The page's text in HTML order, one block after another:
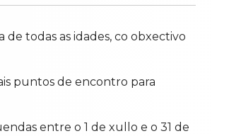
todas as idades, co obxectivo
puntos de encontro para
entre o 1 de xullo e o 31 de